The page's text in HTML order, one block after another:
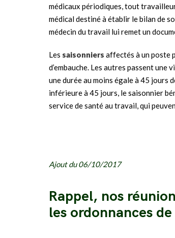
médicaux périodiques, tout
médical destiné à établir le bilan de
médecin du travail lui remet un
Les saisonniers affectés à un poste
d’embauche. Les autres passent
une durée au moins égale à 45
inférieure à 45 jours, le saisonnier
service de santé au travail, qui
Ajout du 06/10/2017
Rappel, nos
les ordonnances